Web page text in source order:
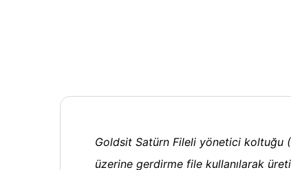
Goldsit Satürn Fileli yönetici koltuğu (
üzerine gerdirme file kullanılarak